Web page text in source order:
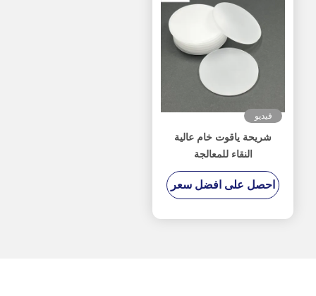
فيديو
شريحة ياقوت خام عالية
النقاء للمعالجة
احصل على افضل سعر